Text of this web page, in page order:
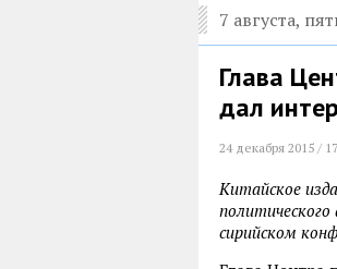
7 августа,
Глава
дал
24 декабря 2015 /
Китайское
сирийском